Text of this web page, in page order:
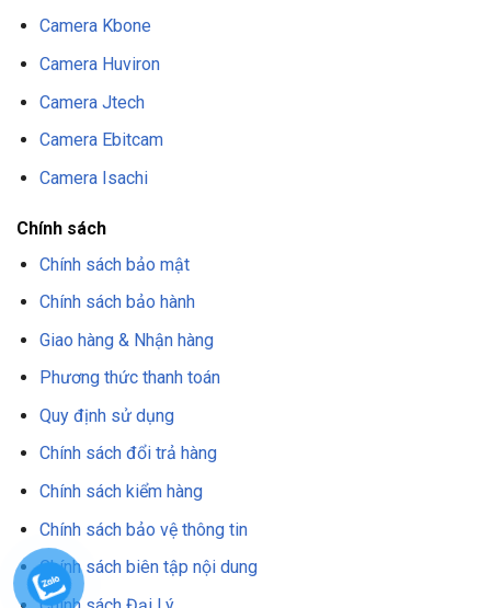
Camera Kbone
Camera Huviron
Camera Jtech
Camera Ebitcam
Camera Isachi
Chính sách
Chính sách bảo mật
Chính sách bảo hành
Giao hàng & Nhận hàng
Phương thức thanh toán
Quy định sử dụng
Chính sách đổi trả hàng
Chính sách kiểm hàng
Chính sách bảo vệ thông tin
Chính sách biên tập nội dung